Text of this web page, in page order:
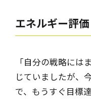
エネルギー評価
「自分の戦略には
じていましたが、
で、もうすぐ目標